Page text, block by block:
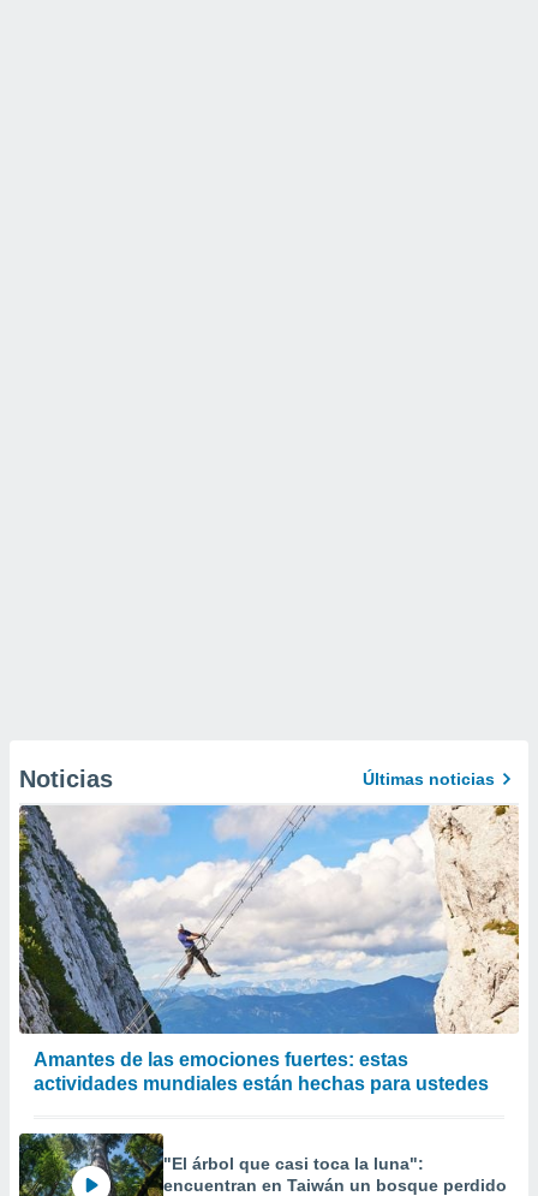
Noticias Últimas noticias
Amantes de las emociones fuertes: estas
actividades mundiales están hechas para ustedes
"El árbol que casi toca la luna":
encuentran en Taiwán un bosque perdido